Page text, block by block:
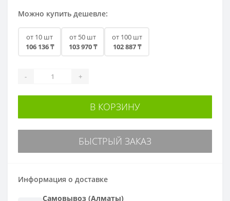
Можно купить дешевле:
от 10 шт
106 136 ₸
от 50 шт
103 970 ₸
от 100 шт
102 887 ₸
- +
В КОРЗИНУ
БЫСТРЫЙ ЗАКАЗ
Информация о доставке
Самовывоз (Алматы)